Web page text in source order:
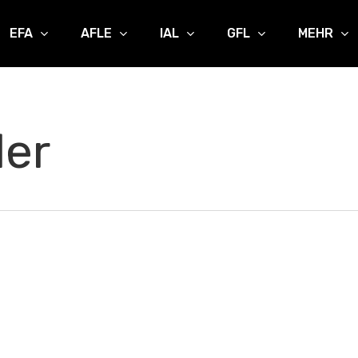
EFA AFLE IAL GFL MEHR